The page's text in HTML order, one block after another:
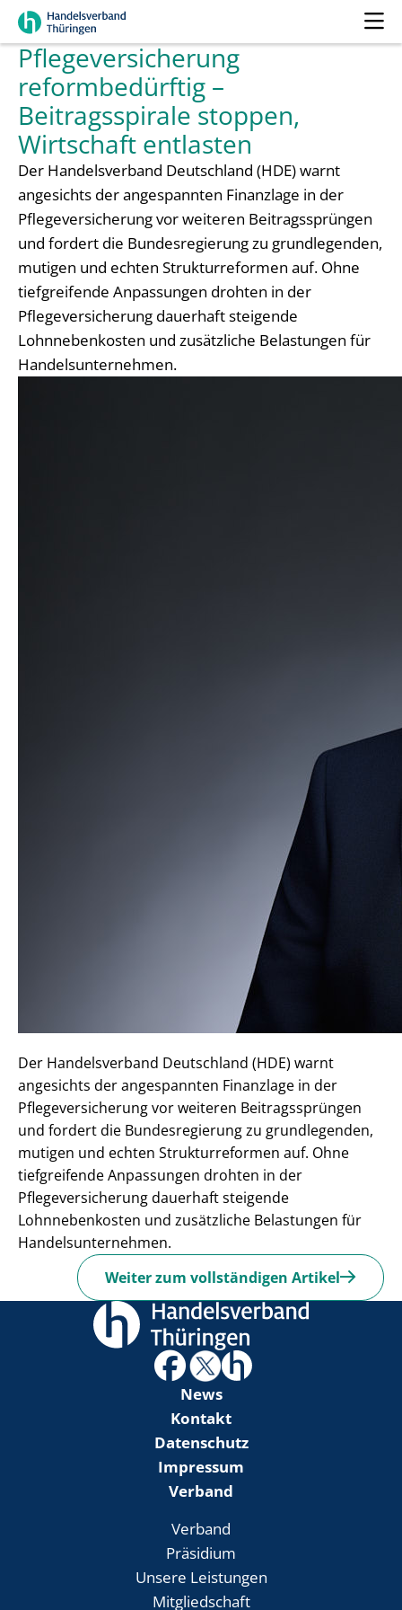
Pflegeversicherung
reformbedürftig –
Beitragsspirale stoppen,
Wirtschaft entlasten
Der Handelsverband Deutschland (HDE) warnt
angesichts der angespannten Finanzlage in der
Pflegeversicherung vor weiteren Beitragssprüngen
und fordert die Bundesregierung zu grundlegenden,
mutigen und echten Strukturreformen auf. Ohne
tiefgreifende Anpassungen drohten in der
Pflegeversicherung dauerhaft steigende
Lohnnebenkosten und zusätzliche Belastungen für
Handelsunternehmen.
Der Handelsverband Deutschland (HDE) warnt
angesichts der angespannten Finanzlage in der
Pflegeversicherung vor weiteren Beitragssprüngen
und fordert die Bundesregierung zu grundlegenden,
mutigen und echten Strukturreformen auf. Ohne
tiefgreifende Anpassungen drohten in der
Pflegeversicherung dauerhaft steigende
Lohnnebenkosten und zusätzliche Belastungen für
Handelsunternehmen.
Weiter zum vollständigen Artikel
News
Kontakt
Datenschutz
Impressum
Verband
Verband
Präsidium
Unsere Leistungen
Mitgliedschaft